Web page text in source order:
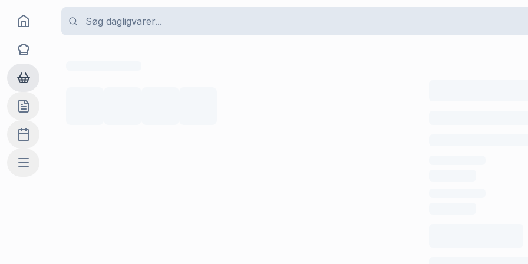
Goma
Opskrifter
Dagligvarer
Indkøbslisten
Madplan
Mere